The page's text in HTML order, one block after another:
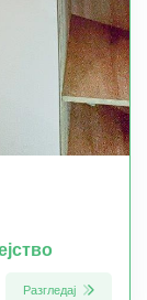
Разгледај